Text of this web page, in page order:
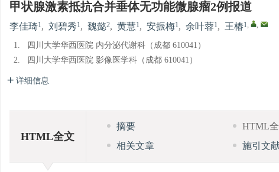
甲状腺激素抵抗合并垂体无功能微腺瘤2例报道
李佳琦1, 刘碧秀1, 魏懿2, 黄慧1, 安振梅1, 余叶蓉1, 王椿1, ,
1.
四川大学华西医院 内分泌代谢科（成都 610041）
2.
四川大学华西医院 影像医学科（成都 610041）
详细信息
HTML全文
摘要 HTML
相关文章
施引文